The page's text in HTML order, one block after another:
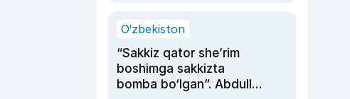
O‘zbekiston
“Sakkiz qator she’rim
boshimga sakkizta
bomba bo‘lgan”. Abdulla